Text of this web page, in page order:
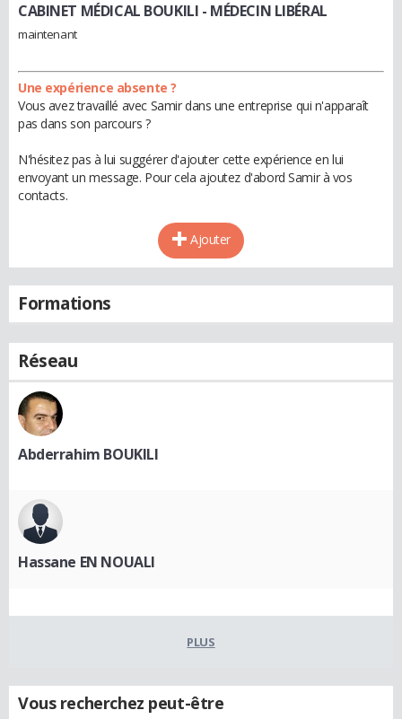
CABINET MÉDICAL BOUKILI - MÉDECIN LIBÉRAL
maintenant
Une expérience absente ?
Vous avez travaillé avec Samir dans une entreprise qui n'apparaît
pas dans son parcours ?
N'hésitez pas à lui suggérer d'ajouter cette expérience en lui
envoyant un message. Pour cela ajoutez d'abord Samir à vos
contacts.
Ajouter
Formations
Réseau
Abderrahim BOUKILI
Hassane EN NOUALI
PLUS
Vous recherchez peut-être